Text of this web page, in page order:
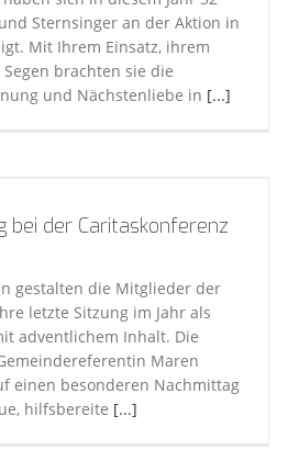
Sternsinger an der Aktion in
Mit Ihrem Einsatz, ihrem
brachten sie die
und Nächstenliebe in [...]
bei der Caritaskonferenz
gestalten die Mitglieder der
letzte Sitzung im Jahr als
adventlichem Inhalt. Die
Maren
einen besonderen Nachmittag
hilfsbereite [...]